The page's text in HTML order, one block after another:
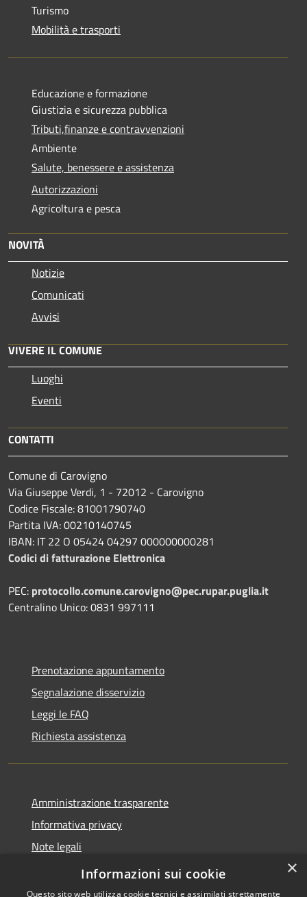
Turismo
Mobilità e trasporti
Educazione e formazione
Giustizia e sicurezza pubblica
Tributi,finanze e contravvenzioni
Ambiente
Salute, benessere e assistenza
Autorizzazioni
Agricoltura e pesca
NOVITÀ
Notizie
Comunicati
Avvisi
VIVERE IL COMUNE
Luoghi
Eventi
CONTATTI
Comune di Carovigno
Via Giuseppe Verdi, 1 - 72012 - Carovigno
Codice Fiscale: 81001790740
Partita IVA: 00210140745
IBAN: IT 22 O 05424 04297 000000000281
Codici di fatturazione Elettronica
PEC: protocollo.comune.carovigno@pec.rupar.puglia.it
Centralino Unico: 0831 997111
Prenotazione appuntamento
Segnalazione disservizio
Leggi le FAQ
Richiesta assistenza
Amministrazione trasparente
Informativa privacy
Note legali
Dichiarazione di accessibilità
×
Informazioni sui cookie
Questo sito web utilizza cookie tecnici e assimilati strettamente